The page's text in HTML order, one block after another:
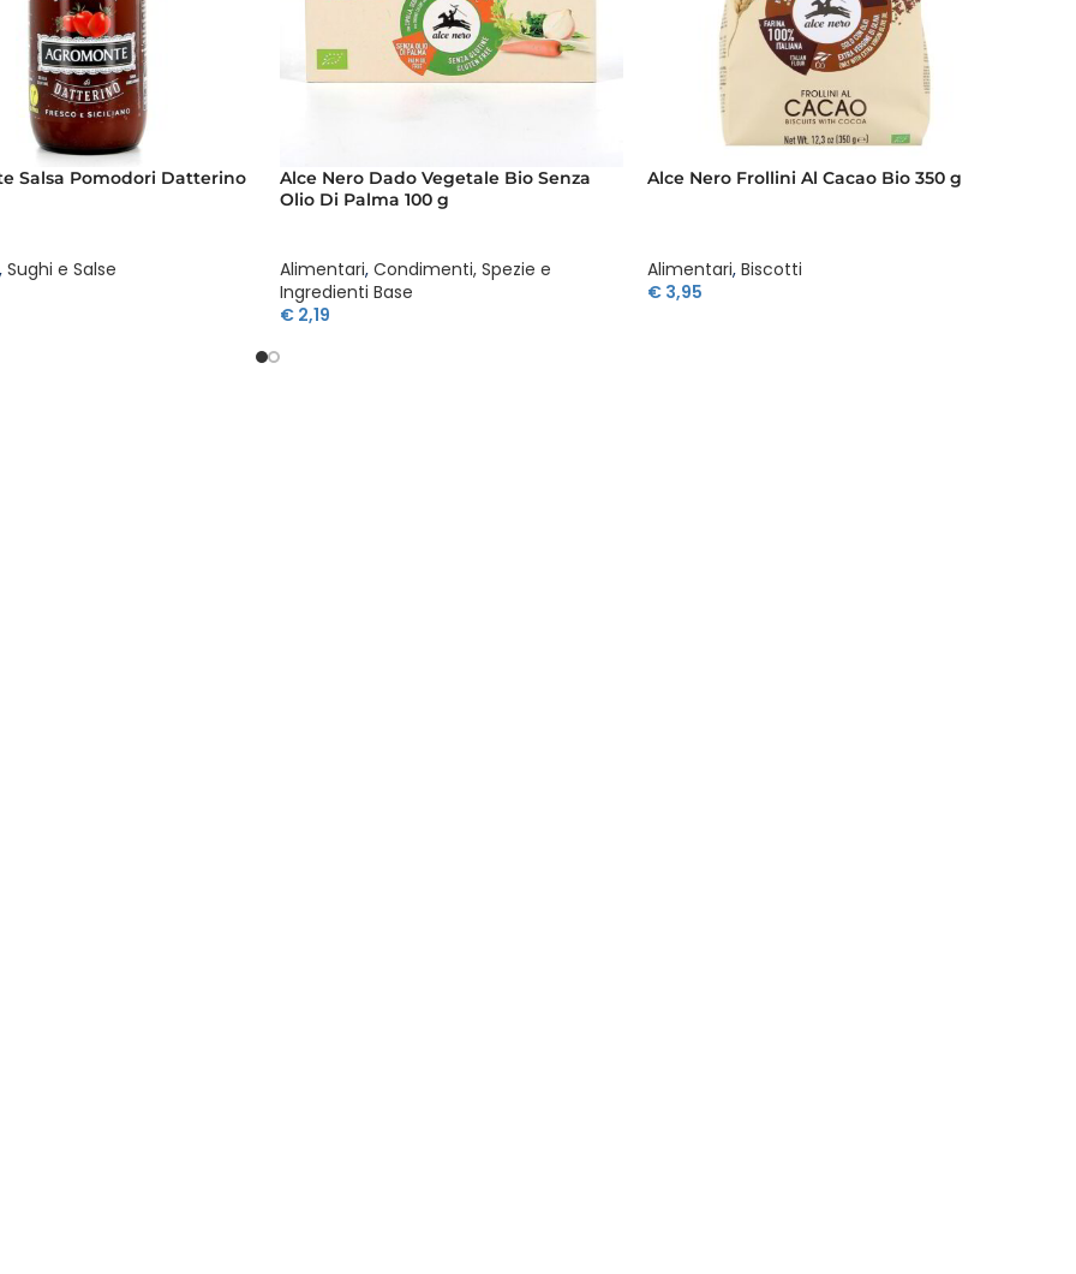
Salsa Pomodori Datterino
, Sughi e Salse
Alce Nero Dado Vegetale Bio Senza
Olio Di Palma 100 g
Alimentari, Condimenti, Spezie e
Ingredienti Base
€ 2,19
Alce Nero Frollini Al Cacao Bio 350 g
Alimentari, Biscotti
€3,95